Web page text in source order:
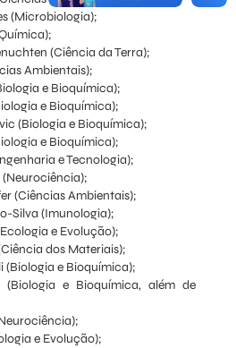
(Microbiologia);
(Ciência da Terra);
Ambientais);
e Bioquímica);
e Bioquímica);
(Biologia e Bioquímica);
e Bioquímica);
e Tecnologia);
(Ciências Ambientais);
Silva (Imunologia);
e Evolução);
dos Materiais);
(Biologia e Bioquímica);
(Biologia e Bioquímica, além de
e Evolução);